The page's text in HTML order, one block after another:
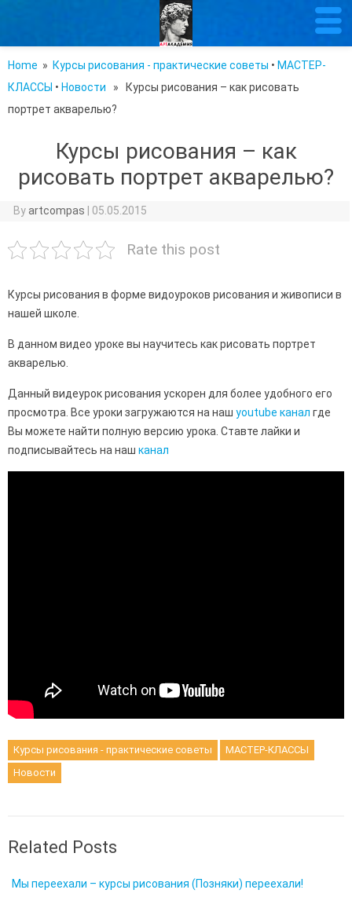
Home » Курсы рисования - практические советы • МАСТЕР-
КЛАССЫ • Новости » Курсы рисования – как рисовать
портрет акварелью?
Курсы рисования – как
рисовать портрет акварелью?
Byartcompas | 05.05.2015
Rate this post
Курсы рисования в форме видоуроков рисования и живописи в
нашей школе.
В данном видео уроке вы научитесь как рисовать портрет
акварелью.
Данный видеурок рисования ускорен для более удобного его
просмотра. Все уроки загружаются на наш youtube канал где
Вы можете найти полную версию урока. Ставте лайки и
подписывайтесь на наш канал
Курсы рисования - практические советы
МАСТЕР-КЛАССЫ
Новости
Related Posts
Мы переехали – курсы рисования (Позняки) переехали!